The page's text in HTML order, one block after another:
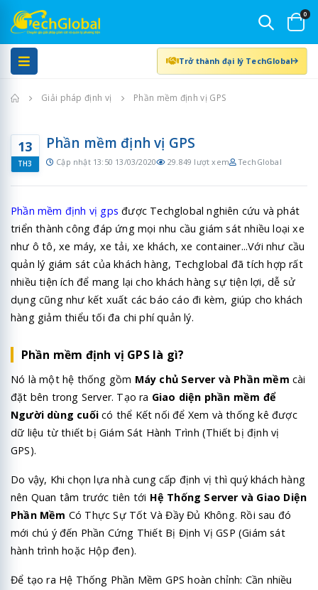
0
Trở thành đại lý TechGlobal
Trang chủGiải pháp định vị Phần mềm định vị GPS
13
TH3
Phần mềm định vị GPS
Cập nhật 13:50 13/03/2020 29.849 lượt xem TechGlobal
Phần mềm định vị gps được Techglobal nghiên cứu và phát
triển thành công đáp ứng mọi nhu cầu giám sát nhiều loại xe
như ô tô, xe máy, xe tải, xe khách, xe container...Với như cầu
quản lý giám sát của khách hàng, Techglobal đã tích hợp rất
nhiều tiện ích để mang lại cho khách hàng sự tiện lợi, dễ sử
dụng cũng như kết xuất các báo cáo đi kèm, giúp cho khách
hàng giảm thiểu tối đa chi phí quản lý.
Phần mềm định vị GPS là gì?
Nó là một hệ thống gồm Máy chủ Server và Phần mềm cài
đặt bên trong Server. Tạo ra Giao diện phần mềm để
Người dùng cuối có thể Kết nối để Xem và thống kê được
dữ liệu từ thiết bị Giám Sát Hành Trình (Thiết bị định vị
GPS).
Do vậy, Khi chọn lựa nhà cung cấp định vị thì quý khách hàng
nên Quan tâm trước tiên tới Hệ Thống Server và Giao Diện
Phần Mềm Có Thực Sự Tốt Và Đầy Đủ Không. Rồi sau đó
mới chú ý đến Phần Cứng Thiết Bị Định Vị GSP (Giám sát
hành trình hoặc Hộp đen).
Để tạo ra Hệ Thống Phần Mềm GPS hoàn chỉnh: Cần nhiều